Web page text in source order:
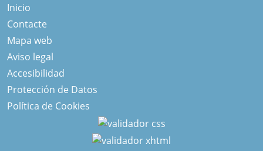
Inicio
Contacte
Mapa web
Aviso legal
Accesibilidad
Protección de Datos
Política de Cookies